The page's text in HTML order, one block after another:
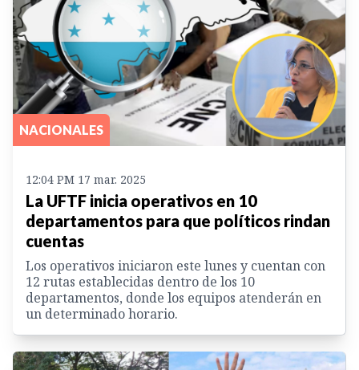
NACIONALES
12:04 PM 17 mar. 2025
La UFTF inicia operativos en 10
departamentos para que políticos rindan
cuentas
Los operativos iniciaron este lunes y cuentan con
12 rutas establecidas dentro de los 10
departamentos, donde los equipos atenderán en
un determinado horario.